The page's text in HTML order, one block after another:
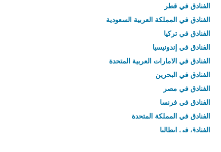
الفنادق في قطر
الفنادق في المملكة العربية السعودية
الفنادق في تركيا
الفنادق في إندونيسيا
الفنادق في الامارات العربية المتحدة
الفنادق في البحرين
الفنادق في مصر
الفنادق في فرنسا
الفنادق في المملكة المتحدة
الفنادق في إيطاليا